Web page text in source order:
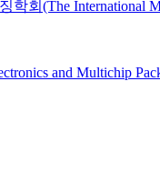
회(The International
and Multichip